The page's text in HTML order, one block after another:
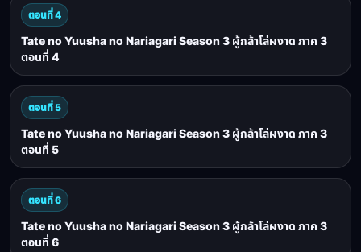
ตอนที่ 4
Tate no Yuusha no Nariagari Season 3 ผู้กล้าโล่ผงาด ภาค 3
ตอนที่ 4
ตอนที่ 5
Tate no Yuusha no Nariagari Season 3 ผู้กล้าโล่ผงาด ภาค 3
ตอนที่ 5
ตอนที่ 6
Tate no Yuusha no Nariagari Season 3 ผู้กล้าโล่ผงาด ภาค 3
ตอนที่ 6